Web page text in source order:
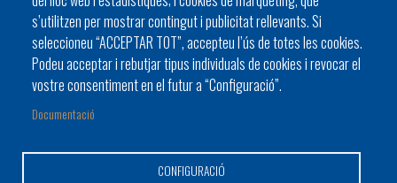
s’utilitzen per mostrar contingut i publicitat rellevants. Si
seleccioneu “ACCEPTAR TOT”, accepteu l’ús de totes les cookies.
Podeu acceptar i rebutjar tipus individuals de cookies i revocar el
vostre consentiment en el futur a “Configuració”.
Documentació
CONFIGURACIÓ
Footer
1
HISTÒRIA ORGANITZACIÓ
ESTATUTS